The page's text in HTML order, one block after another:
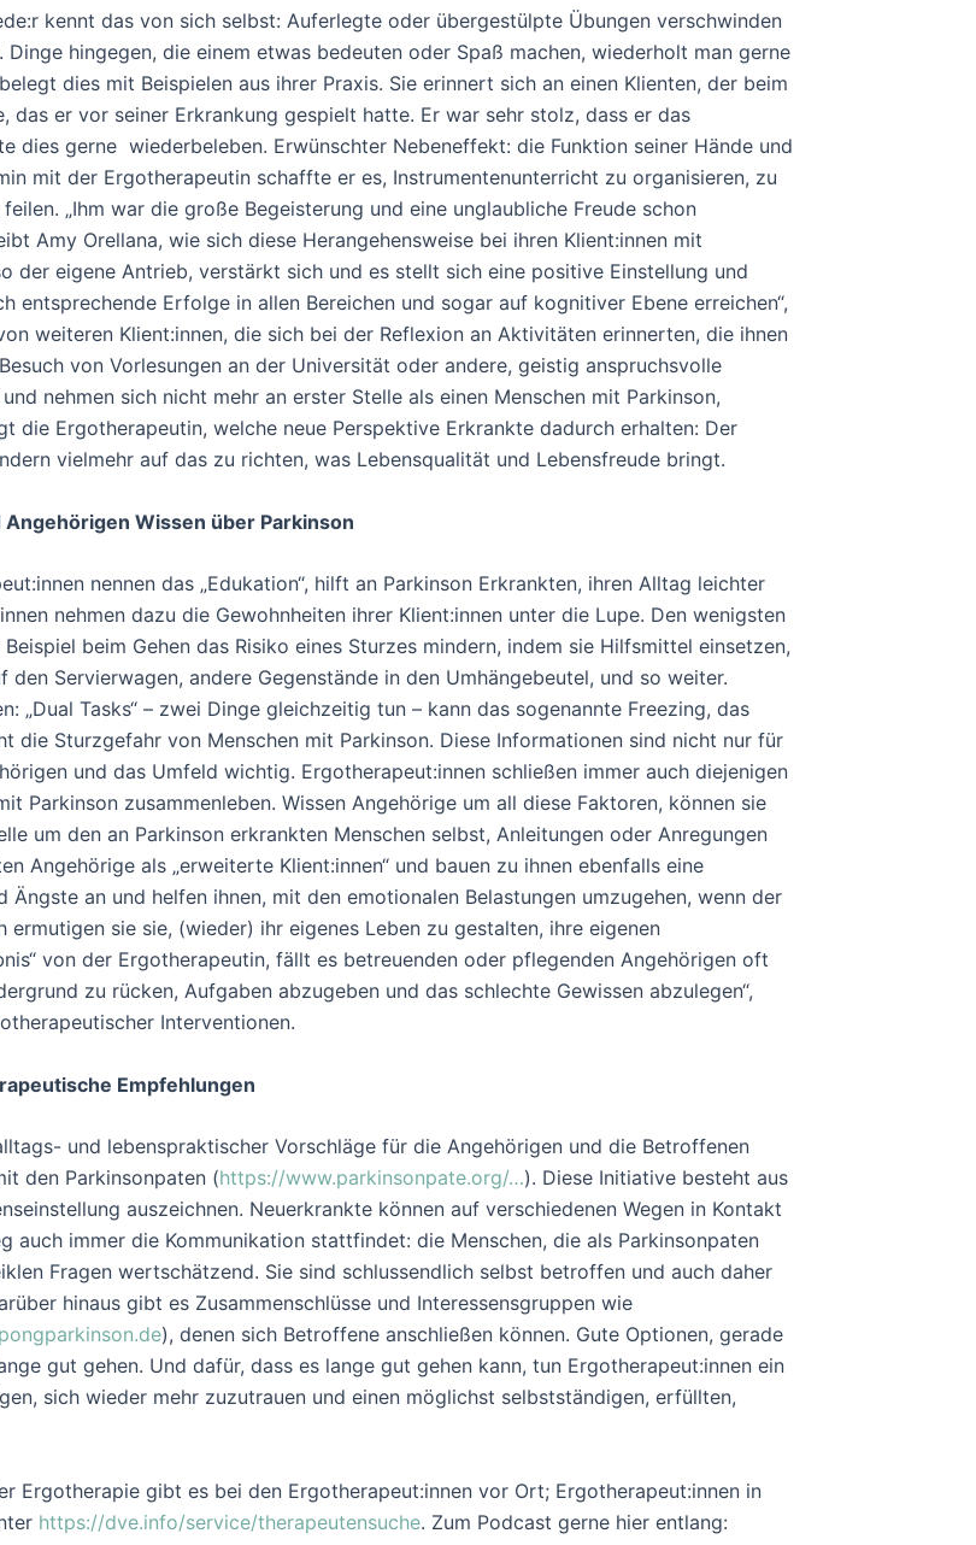
kennt das von sich selbst: Auferlegte oder übergestülpte Übungen verschwinden
hingegen, die einem etwas bedeuten oder Spaß machen, wiederholt man gerne
dies mit Beispielen aus ihrer Praxis. Sie erinnert sich an einen Klienten, der beim
das er vor seiner Erkrankung gespielt hatte. Er war sehr stolz, dass er das
dies gerne wiederbeleben. Erwünschter Nebeneffekt: die Funktion seiner Hände und
mit der Ergotherapeutin schaffte er es, Instrumentenunterricht zu organisieren, zu
„Ihm war die große Begeisterung und eine unglaubliche Freude schon
Amy Orellana, wie sich diese Herangehensweise bei ihren Klient:innen mit
der eigene Antrieb, verstärkt sich und es stellt sich eine positive Einstellung und
entsprechende Erfolge in allen Bereichen und sogar auf kognitiver Ebene erreichen“,
weiteren Klient:innen, die sich bei der Reflexion an Aktivitäten erinnerten, die ihnen
von Vorlesungen an der Universität oder andere, geistig anspruchsvolle
nehmen sich nicht mehr an erster Stelle als einen Menschen mit Parkinson,
die Ergotherapeutin, welche neue Perspektive Erkrankte dadurch erhalten: Der
vielmehr auf das zu richten, was Lebensqualität und Lebensfreude bringt.
Wissen über Parkinson
nennen das „Edukation“, hilft an Parkinson Erkrankten, ihren Alltag leichter
nehmen dazu die Gewohnheiten ihrer Klient:innen unter die Lupe. Den wenigsten
beim Gehen das Risiko eines Sturzes mindern, indem sie Hilfsmittel einsetzen,
Servierwagen, andere Gegenstände in den Umhängebeutel, und so weiter.
„Dual Tasks“ – zwei Dinge gleichzeitig tun – kann das sogenannte Freezing, das
die Sturzgefahr von Menschen mit Parkinson. Diese Informationen sind nicht nur für
und das Umfeld wichtig. Ergotherapeut:innen schließen immer auch diejenigen
Parkinson zusammenleben. Wissen Angehörige um all diese Faktoren, können sie
um den an Parkinson erkrankten Menschen selbst, Anleitungen oder Anregungen
Angehörige als „erweiterte Klient:innen“ und bauen zu ihnen ebenfalls eine
Ängste an und helfen ihnen, mit den emotionalen Belastungen umzugehen, wenn der
sie sie, (wieder) ihr eigenes Leben zu gestalten, ihre eigenen
von der Ergotherapeutin, fällt es betreuenden oder pflegenden Angehörigen oft
zu rücken, Aufgaben abzugeben und das schlechte Gewissen abzulegen“,
Interventionen.
Empfehlungen
und lebenspraktischer Vorschläge für die Angehörigen und die Betroffenen
den Parkinsonpaten (https://www.parkinsonpate.org/…). Diese Initiative besteht aus
auszeichnen. Neuerkrankte können auf verschiedenen Wegen in Kontakt
auch immer die Kommunikation stattfindet: die Menschen, die als Parkinsonpaten
Fragen wertschätzend. Sie sind schlussendlich selbst betroffen und auch daher
hinaus gibt es Zusammenschlüsse und Interessensgruppen wie
), denen sich Betroffene anschließen können. Gute Optionen, gerade
gut gehen. Und dafür, dass es lange gut gehen kann, tun Ergotherapeut:innen ein
sich wieder mehr zuzutrauen und einen möglichst selbstständigen, erfüllten,
Ergotherapie gibt es bei den Ergotherapeut:innen vor Ort; Ergotherapeut:innen in
https://dve.info/service/therapeutensuche. Zum Podcast gerne hier entlang: